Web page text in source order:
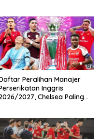
Peralihan Manajer
Inggris
2027, Chelsea Paling